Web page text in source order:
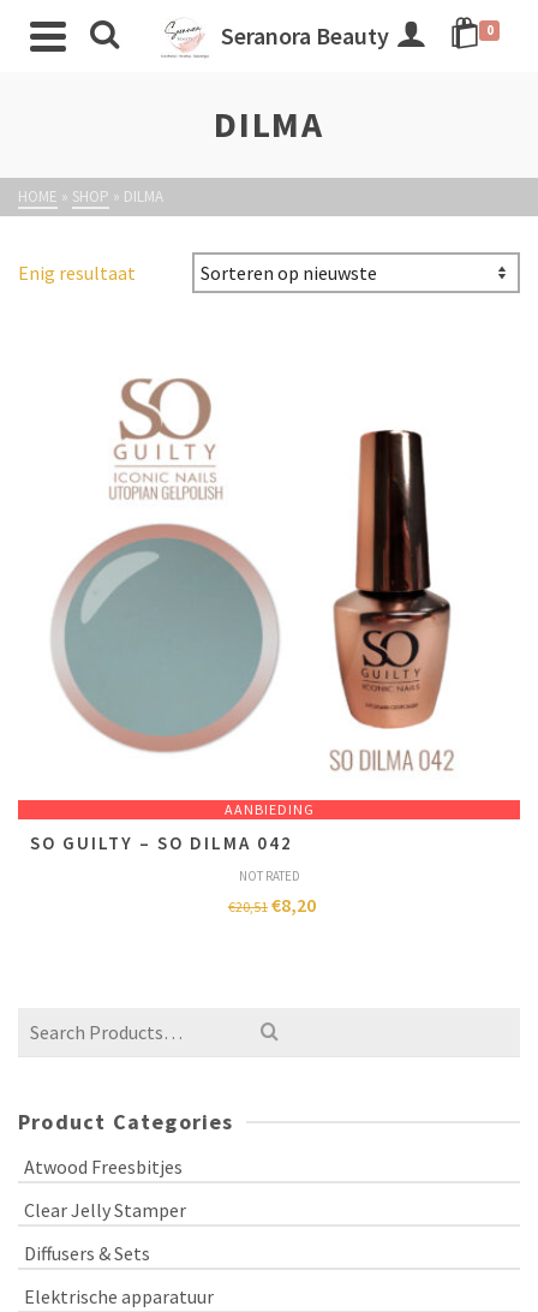
Seranora Beauty 0
DILMA
HOME » SHOP » DILMA
Enig resultaat
AANBIEDING
SO GUILTY – SO DILMA 042
NOT RATED
€20,51 €8,20
Product Categories
Atwood Freesbitjes
Clear Jelly Stamper
Diffusers & Sets
Elektrische apparatuur